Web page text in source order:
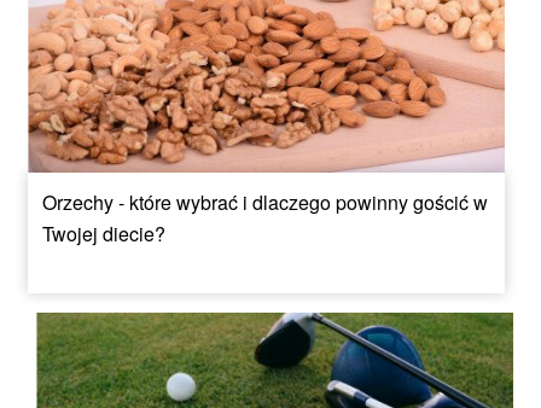
Orzechy - które wybrać i dlaczego powinny gościć w
Twojej diecie?